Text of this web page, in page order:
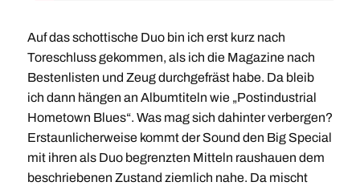
Auf das schottische Duo bin ich erst kurz nach
Toreschluss gekommen, als ich die Magazine nach
Bestenlisten und Zeug durchgefräst habe. Da bleib
ich dann hängen an Albumtiteln wie „Postindustrial
Hometown Blues“. Was mag sich dahinter verbergen?
Erstaunlicherweise kommt der Sound den Big Special
mit ihren als Duo begrenzten Mitteln raushauen dem
beschriebenen Zustand ziemlich nahe. Da mischt